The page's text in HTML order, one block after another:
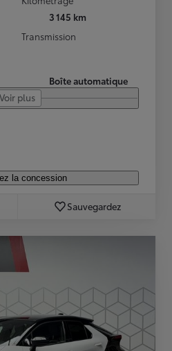
3 145 km
Transmission
Boîte automatique
Voir plus
la concession
Sauvegardez